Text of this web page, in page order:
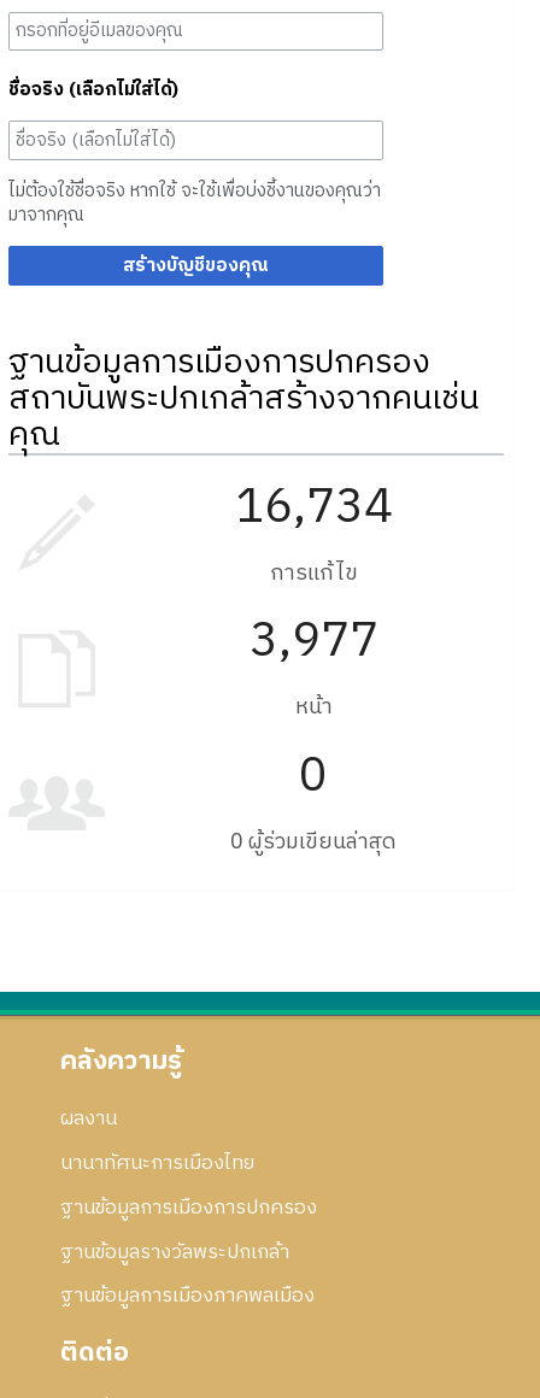
ชื่อจริง (เลือกไม่ใส่ได้)
ไม่ต้องใช้ชื่อจริง หากใช้ จะใช้เพื่อบ่งชี้งานของคุณว่า
มาจากคุณ
สร้างบัญชีของคุณ
ฐานข้อมูลการเมืองการปกครอง
สถาบันพระปกเกล้าสร้างจากคนเช่น
คุณ
16,734
การแก้ไข
3,977
หน้า
0
0 ผู้ร่วมเขียนล่าสุด
คลังความรู้
ผลงาน
นานาทัศนะการเมืองไทย
ฐานข้อมูลการเมืองการปกครอง
ฐานข้อมูลรางวัลพระปกเกล้า
ฐานข้อมูลการเมืองภาคพลเมือง
ติดต่อ